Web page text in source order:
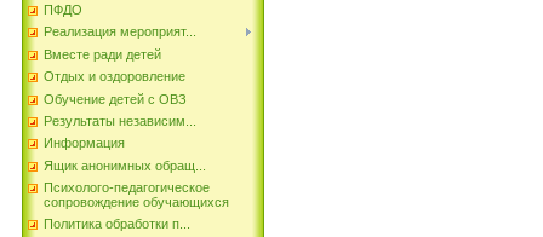
ПФДО
Реализация мероприят...
Вместе ради детей
Отдых и оздоровление
Обучение детей с ОВЗ
Результаты независим...
Информация
Ящик анонимных обращ...
Психолого-педагогическое
сопровождение обучающихся
Политика обработки п...